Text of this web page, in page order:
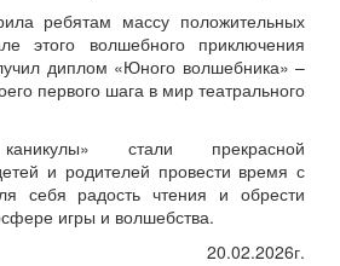
ребятам массу положительных
этого волшебного приключения
диплом «Юного волшебника» –
первого шага в мир театрального
стали прекрасной
и родителей провести время с
себя радость чтения и обрести
игры и волшебства.
20.02.2026г.